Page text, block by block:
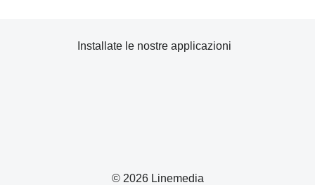
© 2026 Linemedia
Installate le nostre applicazioni